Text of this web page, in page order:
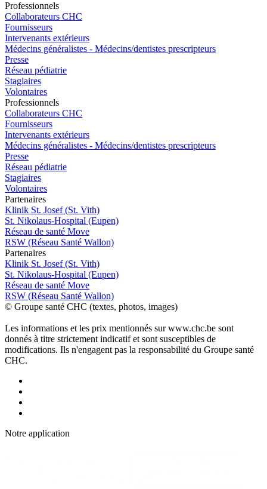
Professionnels
Collaborateurs CHC
Fournisseurs
Intervenants extérieurs
Médecins généralistes - Médecins/dentistes prescripteurs
Presse
Réseau pédiatrie
Stagiaires
Volontaires
Professionnels
Collaborateurs CHC
Fournisseurs
Intervenants extérieurs
Médecins généralistes - Médecins/dentistes prescripteurs
Presse
Réseau pédiatrie
Stagiaires
Volontaires
Partenaires
Klinik St. Josef (St. Vith)
St. Nikolaus-Hospital (Eupen)
Réseau de santé Move
RSW (Réseau Santé Wallon)
Partenaires
Klinik St. Josef (St. Vith)
St. Nikolaus-Hospital (Eupen)
Réseau de santé Move
RSW (Réseau Santé Wallon)
© Groupe santé CHC (textes, photos, images)
Les informations et les prix mentionnés sur www.chc.be sont
donnés à titre strictement indicatif et sont susceptibles de
modifications. Ils n'engagent pas la responsabilité du Groupe santé
CHC.
Notre application